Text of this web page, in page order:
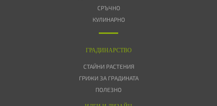
СРЪЧНО
КУЛИНАРНО
ГРАДИНАРСТВО
СТАЙНИ РАСТЕНИЯ
ГРИЖИ ЗА ГРАДИНАТА
ПОЛЕЗНО